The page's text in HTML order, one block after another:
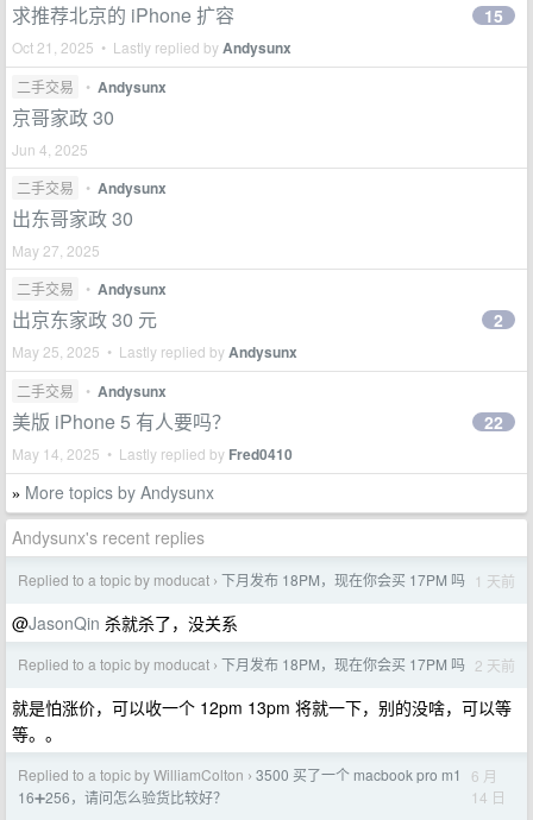
求推荐北京的 iPhone 扩容
Oct 21, 2025 • Lastly replied byAndysunx
15
二手交易 • Andysunx
京哥家政 30
Jun 4, 2025
二手交易
• Andysunx
出东哥家政 30
May 27, 2025
二手交易
• Andysunx
出京东家政 30 元
May 25, 2025 • Lastly replied byAndysunx
2
二手交易 • Andysunx
美版 iPhone 5 有人要吗？
May 14, 2025 • Lastly replied by Fred0410
22
» More topics by Andysunx
Andysunx's recent replies
Replied to a topic by moducat › 下月发布 18PM，现在你会买 17PM 吗 1 天前
@JasonQin 杀就杀了，没关系
Replied to a topic by moducat › 下月发布 18PM，现在你会买 17PM 吗 2 天前
就是怕涨价，可以收一个 12pm 13pm 将就一下，别的没啥，可以等
等。。
Replied to a topic by WilliamColton › 3500 买了一个 macbook pro m1
16➕256，请问怎么验货比较好？
6 月
14 日